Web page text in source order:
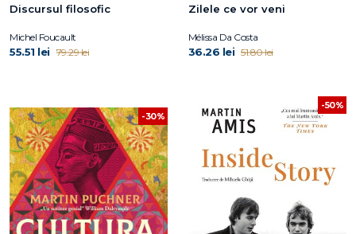
Discursul filosofic
Michel Foucault
55.51 lei 79.29 lei
Zilele ce vor veni
Mélissa Da Costa
36.26 lei 51.80 lei
-30%
-50%